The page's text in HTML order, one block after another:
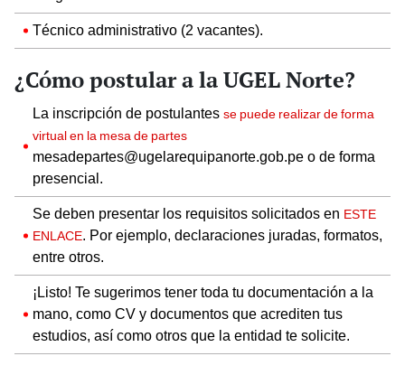
Técnico administrativo (2 vacantes).
¿Cómo postular a la UGEL Norte?
La inscripción de postulantes se puede realizar de forma
virtual en la mesa de partes
mesadepartes@ugelarequipanorte.gob.pe o de forma
presencial.
Se deben presentar los requisitos solicitados en ESTE
ENLACE. Por ejemplo, declaraciones juradas, formatos,
entre otros.
¡Listo! Te sugerimos tener toda tu documentación a la
mano, como CV y documentos que acrediten tus
estudios, así como otros que la entidad te solicite.